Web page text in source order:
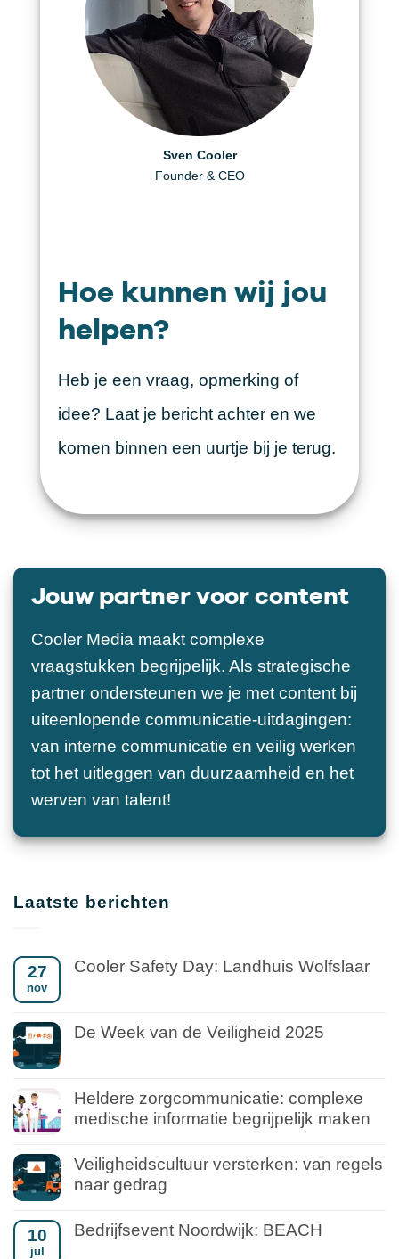
Sven Cooler
Founder & CEO
Helen Berger
Creative Producer
Daniël Visscher
Art Director
Hoe kunnen wij jou
helpen?
Heb je een vraag, opmerking of
idee? Laat je bericht achter en we
komen binnen een uurtje bij je terug.
Jouw partner voor content
Cooler Media maakt complexe
vraagstukken begrijpelijk. Als strategische
partner ondersteunen we je met content bij
uiteenlopende communicatie-uitdagingen:
van interne communicatie en veilig werken
tot het uitleggen van duurzaamheid en het
werven van talent!
Laatste berichten
27
nov
Cooler Safety Day: Landhuis Wolfslaar
De Week van de Veiligheid 2025
Heldere zorgcommunicatie: complexe
medische informatie begrijpelijk maken
Veiligheidscultuur versterken: van regels
naar gedrag
10
jul
Bedrijfsevent Noordwijk: BEACH